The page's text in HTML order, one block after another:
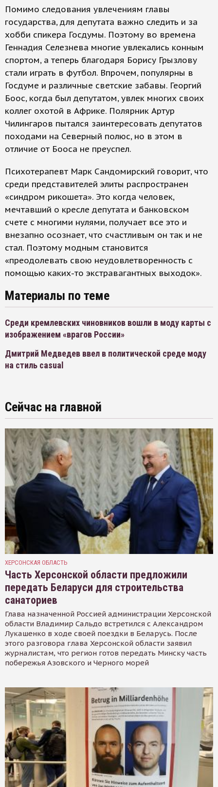
Помимо следования увлечениям главы
государства, для депутата важно следить и за
хобби спикера Госдумы. Поэтому во времена
Геннадия Селезнева многие увлекались конным
спортом, а теперь благодаря Борису Грызлову
стали играть в футбол. Впрочем, популярны в
Госдуме и различные светские забавы. Георгий
Боос, когда был депутатом, увлек многих своих
коллег охотой в Африке. Полярник Артур
Чилингаров пытался заинтересовать депутатов
походами на Северный полюс, но в этом в
отличие от Бооса не преуспел.
Психотерапевт Марк Сандомирский говорит, что
среди представителей элиты распространен
«синдром рикошета». Это когда человек,
мечтавший о кресле депутата и банковском
счете с многими нулями, получает все это и
внезапно осознает, что счастливым он так и не
стал. Поэтому модным становится
«преодолевать свою неудовлетворенность с
помощью каких-то экстравагантных выходок».
Материалы по теме
Среди кремлевских чиновников вошли в моду карты с
изображением «врагов России»
Дмитрий Медведев ввел в политической среде моду
на стиль casual
Сейчас на главной
ХЕРСОНСКАЯ ОБЛАСТЬ
Часть Херсонской области предложили
передать Беларуси для строительства
санаториев
Глава назначенной Россией администрации Херсонской
области Владимир Сальдо встретился с Александром
Лукашенко в ходе своей поездки в Беларусь. После
этого разговора глава Херсонской области заявил
журналистам, что регион готов передать Минску часть
побережья Азовского и Черного морей